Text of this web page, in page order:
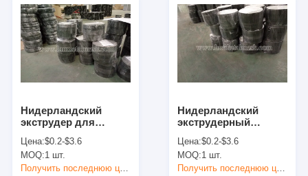
Нидерландский
экструдер для
200 мм диаметром
мягкого стального
материала для
Цена:$0.2-$3.6
MOQ:1 шт.
Получить последнюю цену
Нидерландский
экструдерный
с однослойным
многослойным
экраном и
Цена:$0.2-$3.6
MOQ:1 шт.
Получить последнюю цену